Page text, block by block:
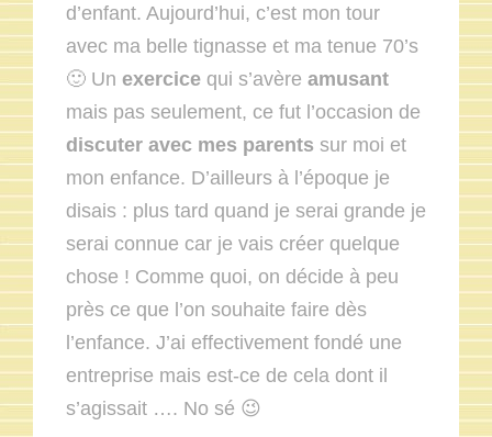
d’enfant. Aujourd’hui, c’est mon tour
avec ma belle tignasse et ma tenue 70’s
🙂 Un exercice qui s’avère amusant
mais pas seulement, ce fut l’occasion de
discuter avec mes parents sur moi et
mon enfance. D’ailleurs à l’époque je
disais : plus tard quand je serai grande je
serai connue car je vais créer quelque
chose ! Comme quoi, on décide à peu
près ce que l’on souhaite faire dès
l’enfance. J’ai effectivement fondé une
entreprise mais est-ce de cela dont il
s’agissait …. No sé 😉